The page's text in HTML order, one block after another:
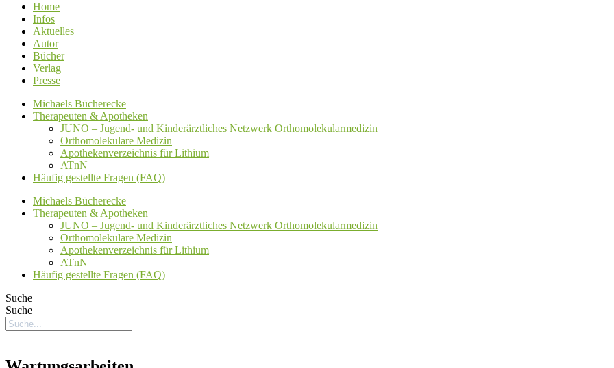
Home
Infos
Aktuelles
Autor
Bücher
Verlag
Presse
Michaels Bücherecke
Therapeuten & Apotheken
JUNO – Jugend- und Kinderärztliches Netzwerk Orthomolekularmedizin
Orthomolekulare Medizin
Apothekenverzeichnis für Lithium
ATnN
Häufig gestellte Fragen (FAQ)
Michaels Bücherecke
Therapeuten & Apotheken
JUNO – Jugend- und Kinderärztliches Netzwerk Orthomolekularmedizin
Orthomolekulare Medizin
Apothekenverzeichnis für Lithium
ATnN
Häufig gestellte Fragen (FAQ)
Suche
Suche